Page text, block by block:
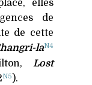
elles
de
de cette
laN4
Lost
N5 ).